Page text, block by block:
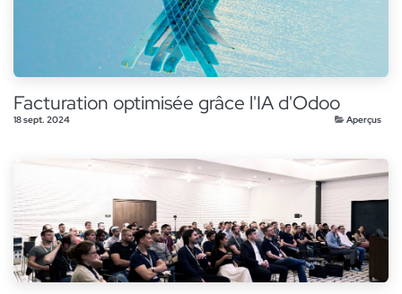
Facturation optimisée grâce l'IA d'Odoo
18 sept. 2024 Aperçus